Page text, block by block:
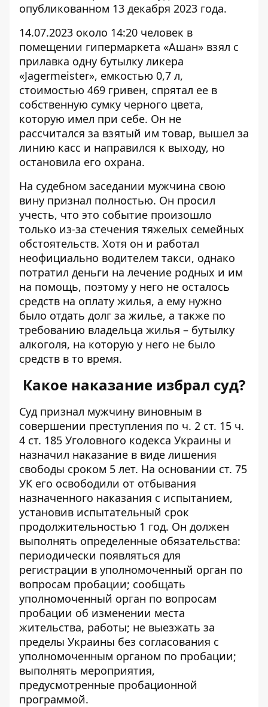
опубликованном 13 декабря 2023 года.
14.07.2023 около 14:20 человек в
помещении гипермаркета «Ашан» взял с
прилавка одну бутылку ликера
«Jagermeister», емкостью 0,7 л,
стоимостью 469 гривен, спрятал ее в
собственную сумку черного цвета,
которую имел при себе. Он не
рассчитался за взятый им товар, вышел за
линию касс и направился к выходу, но
остановила его охрана.
На судебном заседании мужчина свою
вину признал полностью. Он просил
учесть, что это событие произошло
только из-за стечения тяжелых семейных
обстоятельств. Хотя он и работал
неофициально водителем такси, однако
потратил деньги на лечение родных и им
на помощь, поэтому у него не осталось
средств на оплату жилья, а ему нужно
было отдать долг за жилье, а также по
требованию владельца жилья – бутылку
алкоголя, на которую у него не было
средств в то время.
Какое наказание избрал суд?
Суд признал мужчину виновным в
совершении преступления по ч. 2 ст. 15 ч.
4 ст. 185 Уголовного кодекса Украины и
назначил наказание в виде лишения
свободы сроком 5 лет. На основании ст. 75
УК его освободили от отбывания
назначенного наказания с испытанием,
установив испытательный срок
продолжительностью 1 год. Он должен
выполнять определенные обязательства:
периодически появляться для
регистрации в уполномоченный орган по
вопросам пробации; сообщать
уполномоченный орган по вопросам
пробации об изменении места
жительства, работы; не выезжать за
пределы Украины без согласования с
уполномоченным органом по пробации;
выполнять мероприятия,
предусмотренные пробационной
программой.